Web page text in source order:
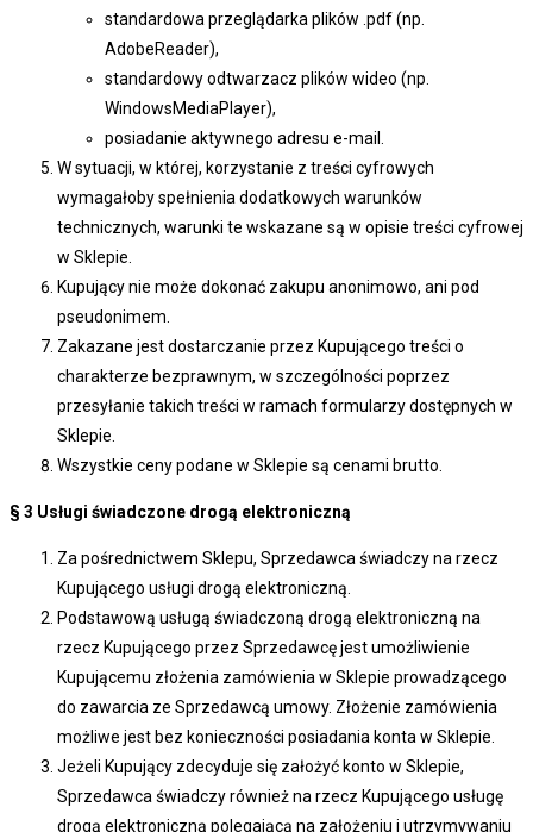
standardowa przeglądarka plików .pdf (np.
AdobeReader),
standardowy odtwarzacz plików wideo (np.
WindowsMediaPlayer),
posiadanie aktywnego adresu e-mail.
W sytuacji, w której, korzystanie z treści cyfrowych
wymagałoby spełnienia dodatkowych warunków
technicznych, warunki te wskazane są w opisie treści cyfrowej
w Sklepie.
Kupujący nie może dokonać zakupu anonimowo, ani pod
pseudonimem.
Zakazane jest dostarczanie przez Kupującego treści o
charakterze bezprawnym, w szczególności poprzez
przesyłanie takich treści w ramach formularzy dostępnych w
Sklepie.
Wszystkie ceny podane w Sklepie są cenami brutto.
§ 3 Usługi świadczone drogą elektroniczną
Za pośrednictwem Sklepu, Sprzedawca świadczy na rzecz
Kupującego usługi drogą elektroniczną.
Podstawową usługą świadczoną drogą elektroniczną na
rzecz Kupującego przez Sprzedawcę jest umożliwienie
Kupującemu złożenia zamówienia w Sklepie prowadzącego
do zawarcia ze Sprzedawcą umowy. Złożenie zamówienia
możliwe jest bez konieczności posiadania konta w Sklepie.
Jeżeli Kupujący zdecyduje się założyć konto w Sklepie,
Sprzedawca świadczy również na rzecz Kupującego usługę
drogą elektroniczną polegającą na założeniu i utrzymywaniu